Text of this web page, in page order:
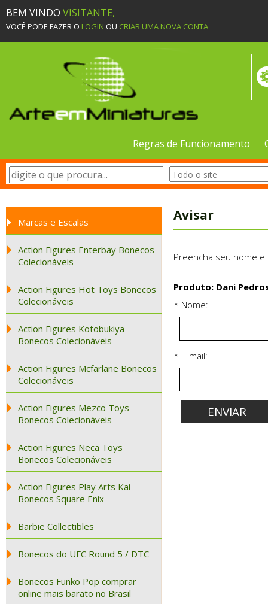
BEM VINDO VISITANTE,
VOCÊ PODE FAZER O LOGIN OU CRIAR UMA NOVA CONTA
Regras de Funcionamento
Marcas e Escalas
Action Figures Enterbay Bonecos
Colecionáveis
Action Figures Hot Toys Bonecos
Colecionáveis
Action Figures Kotobukiya
Bonecos Colecionáveis
Action Figures Mcfarlane Bonecos
Colecionáveis
Action Figures Mezco Toys
Bonecos Colecionáveis
Action Figures Neca Toys
Bonecos Colecionáveis
Action Figures Play Arts Kai
Bonecos Square Enix
Barbie Collectibles
Bonecos do UFC Round 5 / DTC
Bonecos Funko Pop comprar
online mais barato no Brasil
Avisar
Preencha seu nome
Produto: Dani
* Nome:
* E-mail: